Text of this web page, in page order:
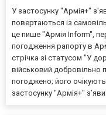
У застосунку "Армія+"
повертаються із
це пише "Армія Inform",
погодження рапорту в
стрічка зі статусом "У
військовий добровільно
погоджено; його очікують
застосунку "Армія+"